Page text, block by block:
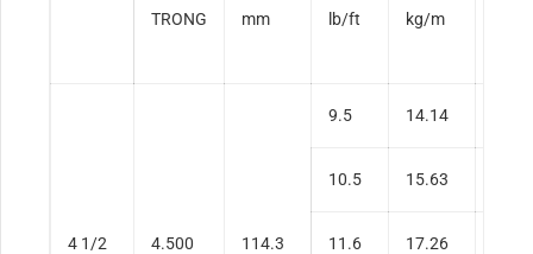
TRONG mm lb/ft kg/m
4 1/2 4.500 114.3
9.5 14.14
10.5 15.63
11.6 17.26